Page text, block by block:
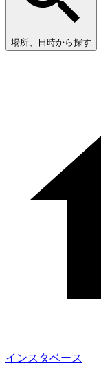
場所、日時から探す
インスタベース